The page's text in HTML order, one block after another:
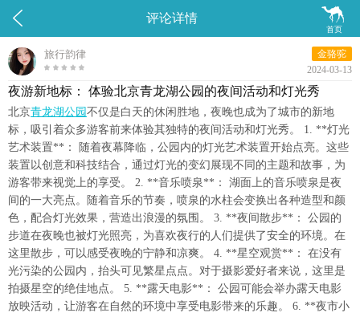
 
首页
评论详情
旅行韵律
金骆驼
2024-03-13
夜游新地标： 体验北京青龙湖公园的夜间活动和灯光秀
北京青龙湖公园 不仅是白天的休闲胜地，夜晚也成为了城市的新地
标，吸引着众多游客前来体验其独特的夜间活动和灯光秀。 1. **灯光
艺术装置**： 随着夜幕降临，公园内的灯光艺术装置开始点亮。这些
装置以创意和科技结合，通过灯光的变幻展现不同的主题和故事，为
游客带来视觉上的享受。 2. **音乐喷泉**： 湖面上的音乐喷泉是夜
间的一大亮点。随着音乐的节奏，喷泉的水柱会变换出各种造型和颜
色，配合灯光效果，营造出浪漫的氛围。 3. **夜间散步**： 公园的
步道在夜晚也被灯光照亮，为喜欢夜行的人们提供了安全的环境。在
这里散步，可以感受夜晚的宁静和凉爽。 4. **星空观赏**： 在没有
光污染的公园内，抬头可见繁星点点。对于摄影爱好者来说，这里是
拍摄星空的绝佳地点。 5. **露天电影**： 公园可能会举办露天电影
放映活动，让游客在自然的环境中享受电影带来的乐趣。 6. **夜市小